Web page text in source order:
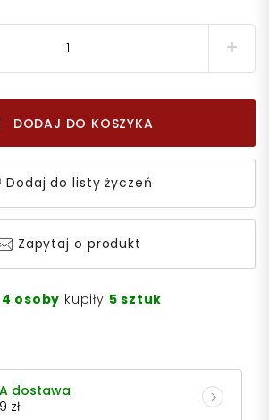
DODAJ DO KOSZYKA
Dodaj do listy życzeń
Zapytaj o produkt
4 osoby kupiły 5 sztuk
dostawa
zł